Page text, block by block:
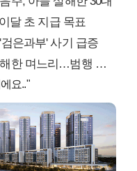
달 초 지급 목표
은과부' 사기 급증
며느리…범행 동기는
요.."